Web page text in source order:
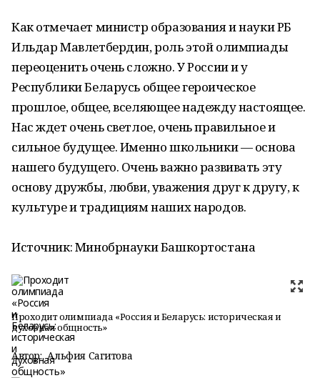
Как отмечает министр образования и науки РБ
Ильдар Мавлетбердин, роль этой олимпиады
переоценить очень сложно. У России и у
Республики Беларусь общее героическое
прошлое, общее, вселяющее надежду настоящее.
Нас ждет очень светлое, очень правильное и
сильное будущее. Именно школьники — основа
нашего будущего. Очень важно развивать эту
основу дружбы, любви, уважения друг к другу, к
культуре и традициям наших народов.
Источник: Минобрнауки Башкортостана
Проходит олимпиада «Россия и Беларусь: историческая и
духовная общность»
Автор: Альфия Сагитова